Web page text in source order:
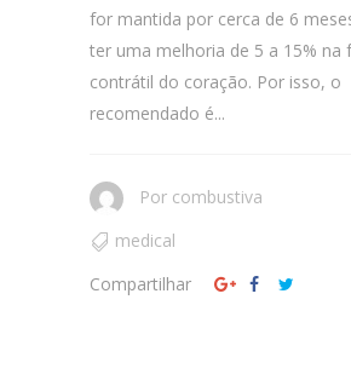
for mantida por cerca de 6
ter uma melhoria de 5 a 15% na
contrátil do coração. Por isso, o
recomendado é...
Por combustiva
medical
Compartilhar